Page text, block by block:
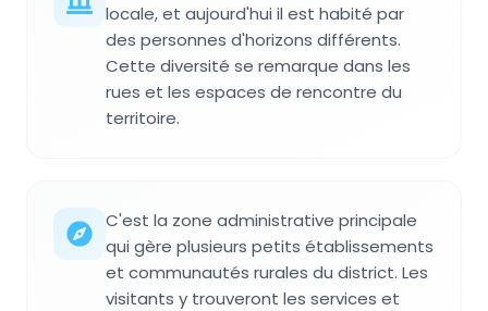
locale, et aujourd'hui il est habité par
des personnes d'horizons différents.
Cette diversité se remarque dans les
rues et les espaces de rencontre du
territoire.
C'est la zone administrative principale
qui gère plusieurs petits établissements
et communautés rurales du district. Les
visitants y trouveront les services et